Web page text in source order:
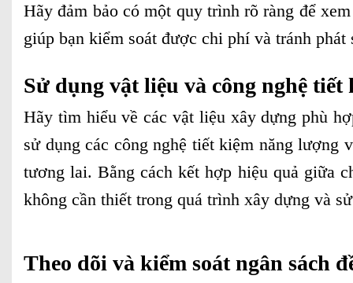
Hãy đảm bảo có một quy trình rõ ràng để
giúp bạn kiểm soát được chi phí và tránh
Sử dụng vật liệu và công nghệ
Hãy tìm hiểu về các vật liệu xây dựng phù
sử dụng các công nghệ tiết kiệm năng lượng
tương lai. Bằng cách kết hợp hiệu quả giữa
không cần thiết trong quá trình xây dựng và
Theo dõi và kiểm soát ngân sách